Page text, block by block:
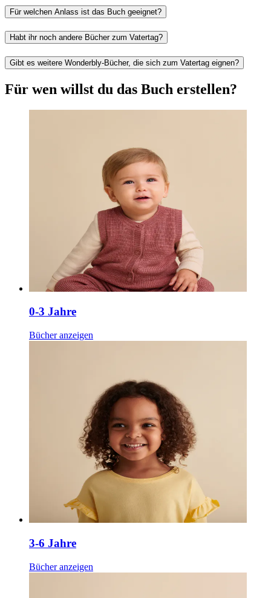
Für welchen Anlass ist das Buch geeignet?
Habt ihr noch andere Bücher zum Vatertag?
Gibt es weitere Wonderbly-Bücher, die sich zum Vatertag eignen?
Für wen willst du das Buch erstellen?
0-3 Jahre
Bücher anzeigen
3-6 Jahre
Bücher anzeigen